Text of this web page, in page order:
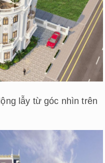
lộng lẫy từ góc nhìn trên